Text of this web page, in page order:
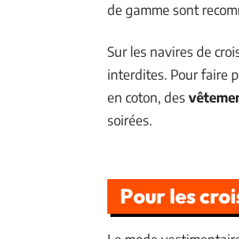
de gamme sont
Sur les navires de
interdites. Pour faire
en coton, des
soirées.
Pour les